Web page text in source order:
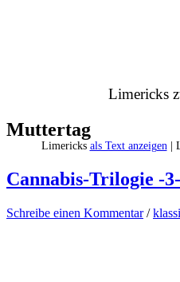
Limericks
Muttertag
Limericks als Text anzeigen|
Cannabis-Trilogie -
Schreibe einen Kommentar /